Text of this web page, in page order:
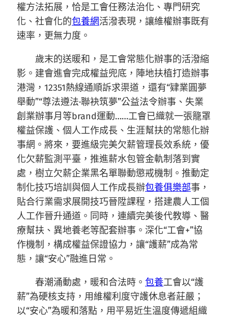
權方法拓展，恰是工會任務法治化、專門研究
化、社會化的包養網活潑表現，讓維權辦事既有
速率，更無力度。
歲末的送暖和，是工會常態化辦事的活潑縮
影。建會進會完成權益兜底，陣地扶植打造辦事
港灣，12351熱線通順訴求渠道，還有“肄業圓夢
舉動”“尊法遵法·聯袂筑夢”公益法令辦事、失業
創業辦事月等brand運動……工會已織就一張籠罩
權益保護、個人工作成長、生涯幫扶的常態化辦
事網。將來，要進級完美欠薪管理長效系統，優
化欠薪監測平臺，推進薪水包管金軌制落到實
處，樹立欠薪企業黑名單聯動懲戒機制。推動定
制化技巧培訓與個人工作成長辦包養俱樂部事，
貼合行業需求展開技巧晉陞課程，搭建農人工個
人工作晉升通道。同時，連續完美後代教導、醫
療幫扶、異地養老等配套辦事。深化“工會+”協
作機制，構成權益保證協力，讓“護薪”成為常
態，讓“安心”融進日常。
春潮涌動處，暖和合法時。 包養工會以“護
薪”為硬核支持，用維權利度守護休息者莊嚴；
以“安心”為暖和落點，用平易近生溫度傳遞組織